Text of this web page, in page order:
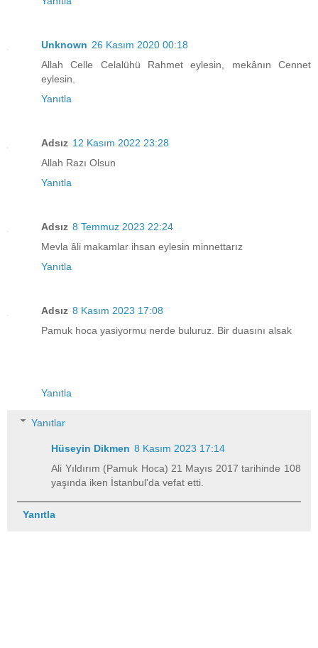
Unknown 26 Kasım 2020 00:18
Allah Celle Celalühü Rahmet eylesin, mekânın Cennet
eylesin.
Yanıtla
Adsız 12 Kasım 2022 23:28
Allah Razı Olsun
Yanıtla
Adsız 8 Temmuz 2023 22:24
Mevla âli makamlar ihsan eylesin minnettarız
Yanıtla
Adsız 8 Kasım 2023 17:08
Pamuk hoca yasiyormu nerde buluruz. Bir duasını alsak
Yanıtla
Yanıtlar
Hüseyin Dikmen 8 Kasım 2023 17:14
Ali Yıldırım (Pamuk Hoca) 21 Mayıs 2017 tarihinde 108
yaşında iken İstanbul'da vefat etti.
Yanıtla